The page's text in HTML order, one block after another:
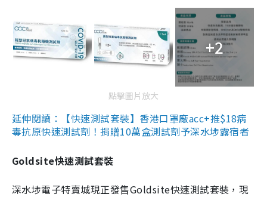
+2
點擊圖片放大
延伸閱讀：【快速測試套裝】香港口罩廠acc+推$18病
毒抗原快速測試劑！捐贈10萬盒測試劑予深水埗露宿者
Goldsite快速測試套裝
深水埗電子特賣城現正發售Goldsite快速測試套裝，現